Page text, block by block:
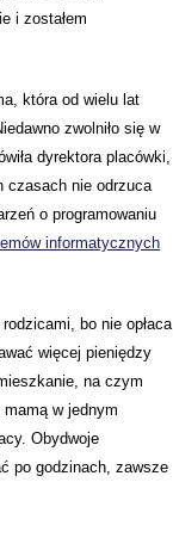
i zostałem
która od wielu lat
zwolniło się w
dyrektora placówki,
czasach nie odrzuca
o programowaniu
informatycznych
bo nie opłaca
więcej pieniędzy
na czym
w jednym
Obydwoje
po godzinach, zawsze